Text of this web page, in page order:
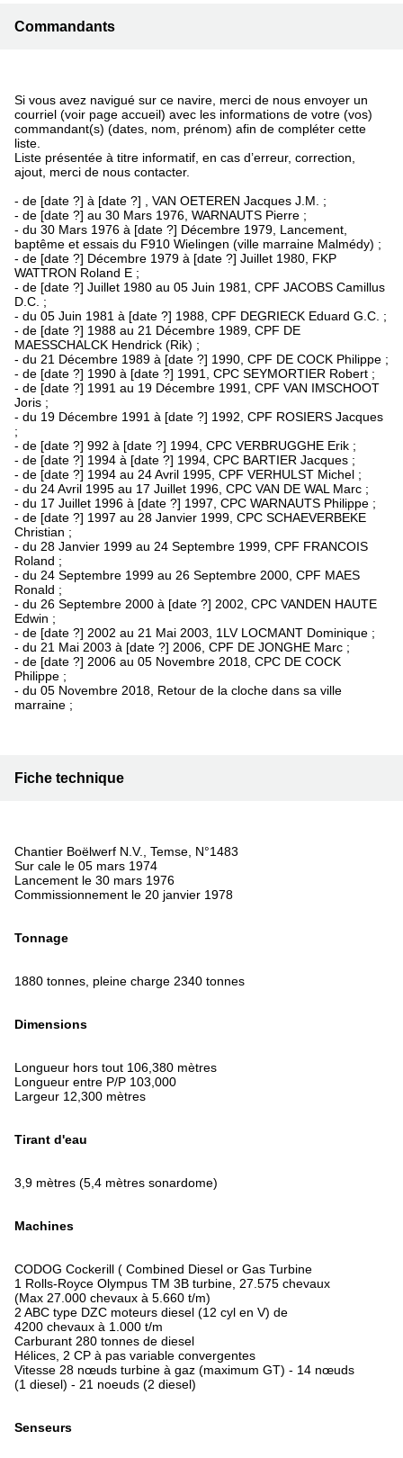
Commandants
Si vous avez navigué sur ce navire, merci de nous envoyer un
courriel (voir page accueil) avec les informations de votre (vos)
commandant(s) (dates, nom, prénom) afin de compléter cette
liste.
Liste présentée à titre informatif, en cas d’erreur, correction,
ajout, merci de nous contacter.
- de [date ?] à [date ?] , VAN OETEREN Jacques J.M. ;
- de [date ?] au 30 Mars 1976, WARNAUTS Pierre ;
- du 30 Mars 1976 à [date ?] Décembre 1979, Lancement,
baptême et essais du F910 Wielingen (ville marraine Malmédy) ;
- de [date ?] Décembre 1979 à [date ?] Juillet 1980, FKP
WATTRON Roland E ;
- de [date ?] Juillet 1980 au 05 Juin 1981, CPF JACOBS Camillus
D.C. ;
- du 05 Juin 1981 à [date ?] 1988, CPF DEGRIECK Eduard G.C. ;
- de [date ?] 1988 au 21 Décembre 1989, CPF DE
MAESSCHALCK Hendrick (Rik) ;
- du 21 Décembre 1989 à [date ?] 1990, CPF DE COCK Philippe ;
- de [date ?] 1990 à [date ?] 1991, CPC SEYMORTIER Robert ;
- de [date ?] 1991 au 19 Décembre 1991, CPF VAN IMSCHOOT
Joris ;
- du 19 Décembre 1991 à [date ?] 1992, CPF ROSIERS Jacques
;
- de [date ?] 992 à [date ?] 1994, CPC VERBRUGGHE Erik ;
- de [date ?] 1994 à [date ?] 1994, CPC BARTIER Jacques ;
- de [date ?] 1994 au 24 Avril 1995, CPF VERHULST Michel ;
- du 24 Avril 1995 au 17 Juillet 1996, CPC VAN DE WAL Marc ;
- du 17 Juillet 1996 à [date ?] 1997, CPC WARNAUTS Philippe ;
- de [date ?] 1997 au 28 Janvier 1999, CPC SCHAEVERBEKE
Christian ;
- du 28 Janvier 1999 au 24 Septembre 1999, CPF FRANCOIS
Roland ;
- du 24 Septembre 1999 au 26 Septembre 2000, CPF MAES
Ronald ;
- du 26 Septembre 2000 à [date ?] 2002, CPC VANDEN HAUTE
Edwin ;
- de [date ?] 2002 au 21 Mai 2003, 1LV LOCMANT Dominique ;
- du 21 Mai 2003 à [date ?] 2006, CPF DE JONGHE Marc ;
- de [date ?] 2006 au 05 Novembre 2018, CPC DE COCK
Philippe ;
- du 05 Novembre 2018, Retour de la cloche dans sa ville
marraine ;
Fiche technique
Chantier Boëlwerf N.V., Temse, N°1483
Sur cale le 05 mars 1974
Lancement le 30 mars 1976
Commissionnement le 20 janvier 1978
Tonnage
1880 tonnes, pleine charge 2340 tonnes
Dimensions
Longueur hors tout 106,380 mètres
Longueur entre P/P 103,000
Largeur 12,300 mètres
Tirant d'eau
3,9 mètres (5,4 mètres sonardome)
Machines
CODOG Cockerill ( Combined Diesel or Gas Turbine
1 Rolls-Royce Olympus TM 3B turbine, 27.575 chevaux
(Max 27.000 chevaux à 5.660 t/m)
2 ABC type DZC moteurs diesel (12 cyl en V) de
4200 chevaux à 1.000 t/m
Carburant 280 tonnes de diesel
Hélices, 2 CP à pas variable convergentes
Vitesse 28 nœuds turbine à gaz (maximum GT) - 14 nœuds
(1 diesel) - 21 noeuds (2 diesel)
Senseurs